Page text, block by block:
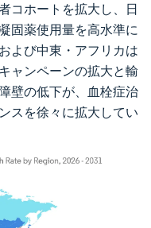
コホートを拡大し、日
固薬使用量を高水準に
よび中東・アフリカは
ャンペーンの拡大と輸
壁の低下が、血栓症治
スを徐々に拡大してい